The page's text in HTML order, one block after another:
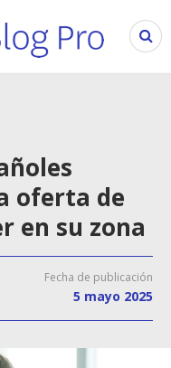
oferta de
en su zona
Fecha de publicación
5 mayo 2025